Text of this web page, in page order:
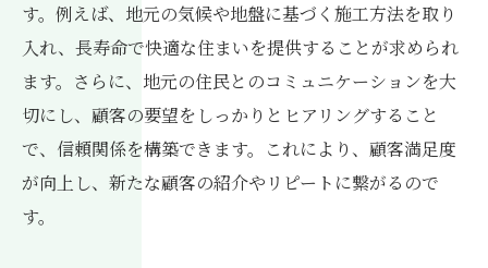
す。例えば、地元の気候や地盤に基づく施工方法を取り
入れ、長寿命で快適な住まいを提供することが求められ
ます。さらに、地元の住民とのコミュニケーションを大
切にし、顧客の要望をしっかりとヒアリングすること
で、信頼関係を構築できます。これにより、顧客満足度
が向上し、新たな顧客の紹介やリピートに繋がるので
す。